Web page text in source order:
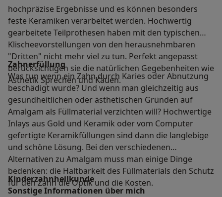
hochpräzise Ergebnisse und es können besonders
feste Keramiken verarbeitet werden. Hochwertig
gearbeitete Teilprothesen haben mit den typischen
Klischeevorstellungen von den herausnehmbaren
"Dritten" nicht mehr viel zu tun. Perfekt angepasst
berücksichtigen sie die natürlichen Gegebenheiten wie
Ästhetik Sprechen und Kauen.
Zahnerfüllung
Was tun wenn ein Zahn durch Karies oder Abnutzung
beschädigt wurde? Und wenn man gleichzeitig aus
gesundheitlichen oder ästhetischen Gründen auf
Amalgam als Füllmaterial verzichten will? Hochwertige
Inlays aus Gold und Keramik oder vom Computer
gefertigte Keramikfüllungen sind dann die langlebige
und schöne Lösung. Bei den verschiedenen
Alternativen zu Amalgam muss man einige Dinge
bedenken: die Haltbarkeit des Füllmaterials den Schutz
für den Zahn die Optik und die Kosten.
Kinderzahnheilkunde
Sonstige Informationen über mich